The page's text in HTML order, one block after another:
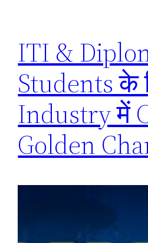
ITI &
Students के
Industry में
Golden